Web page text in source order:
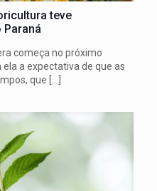
teve
Paraná
começa no próximo
a expectativa de que as
que